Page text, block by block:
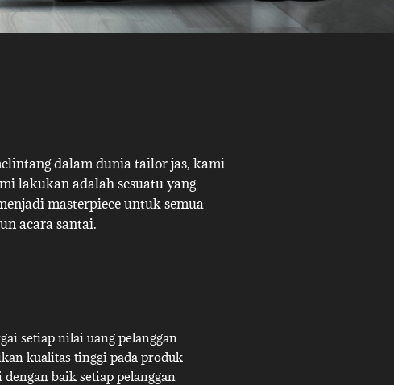
dalam dunia tailor jas, kami
lakukan adalah sesuatu yang
masterpiece untuk semua
acara santai.
setiap nilai uang pelanggan
kualitas tinggi pada produk
baik setiap pelanggan